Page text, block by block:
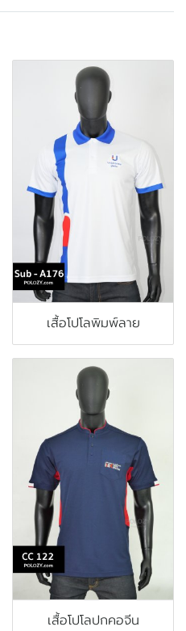
เสื้อโปโลพิมพ์ลาย
เสื้อโปโลปกคอจีน